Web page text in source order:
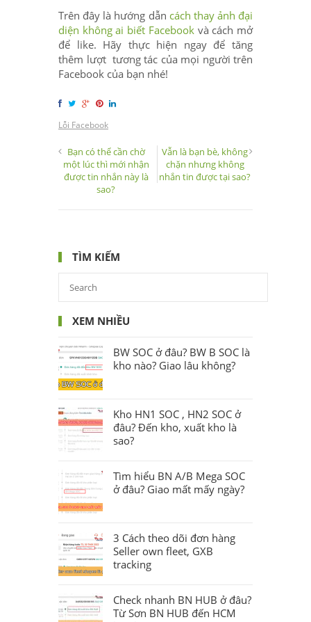
Trên đây là hướng dẫn cách thay ảnh đại
diện không ai biết Facebookvà cách mở
để like. Hãy thực hiện ngay để tăng
thêm lượt tương tác của mọi người trên
Facebook của bạn nhé!
Lỗi Facebook
Bạn có thể cần chờ
một lúc thì mới nhận
được tin nhắn này là
sao?
Vẫn là bạn bè, không
chặn nhưng không
nhắn tin được tại sao?
TÌM KIẾM
XEM NHIỀU
BW SOC ở đâu? BW B SOC là
kho nào? Giao lâu không?
Kho HN1 SOC , HN2 SOC ở
đâu? Đến kho, xuất kho là
sao?
Tìm hiểu BN A/B Mega SOC
ở đâu? Giao mất mấy ngày?
3 Cách theo dõi đơn hàng
Seller own fleet, GXB
tracking
Check nhanh BN HUB ở đâu?
Từ Sơn BN HUB đến HCM